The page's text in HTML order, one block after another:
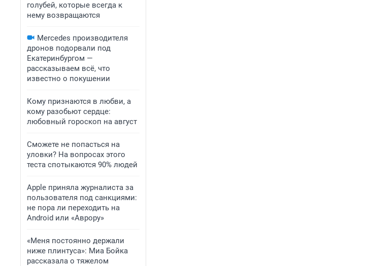
голубей, которые всегда к
нему возвращаются
Mercedes производителя
дронов подорвали под
Екатеринбургом —
рассказываем всё, что
известно о покушении
Кому признаются в любви, а
кому разобьют сердце:
любовный гороскоп на август
Сможете не попасться на
уловки? На вопросах этого
теста спотыкаются 90% людей
Apple приняла журналиста за
пользователя под санкциями:
не пора ли переходить на
Android или «Аврору»
«Меня постоянно держали
ниже плинтуса»: Миа Бойка
рассказала о тяжелом